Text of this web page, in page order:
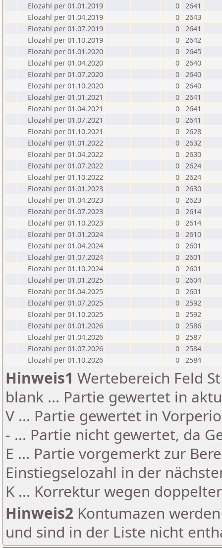
Elozahl per 01.01.2019
0 2641
Elozahl per 01.04.2019
0 2643
Elozahl per 01.07.2019
0 2641
Elozahl per 01.10.2019
0 2642
Elozahl per 01.01.2020
0 2645
Elozahl per 01.04.2020
0 2640
Elozahl per 01.07.2020
0 2640
Elozahl per 01.10.2020
0 2640
Elozahl per 01.01.2021
0 2641
Elozahl per 01.04.2021
0 2641
Elozahl per 01.07.2021
0 2641
Elozahl per 01.10.2021
0 2628
Elozahl per 01.01.2022
0 2632
Elozahl per 01.04.2022
0 2630
Elozahl per 01.07.2022
0 2624
Elozahl per 01.10.2022
0 2624
Elozahl per 01.01.2023
0 2630
Elozahl per 01.04.2023
0 2623
Elozahl per 01.07.2023
0 2614
Elozahl per 01.10.2023
0 2614
Elozahl per 01.01.2024
0 2610
Elozahl per 01.04.2024
0 2601
Elozahl per 01.07.2024
0 2601
Elozahl per 01.10.2024
0 2601
Elozahl per 01.01.2025
0 2604
Elozahl per 01.04.2025
0 2601
Elozahl per 01.07.2025
0 2592
Elozahl per 01.10.2025
0 2592
Elozahl per 01.01.2026
0 2586
Elozahl per 01.04.2026
0 2587
Elozahl per 01.07.2026
0 2584
Elozahl per 01.10.2026
0 2584
Hinweis1 Wertebereich Feld
blank ... Partie gewertet in
V ... Partie gewertet in
- ... Partie nicht gewertet, da
E ... Partie vorgemerkt zur
Einstiegselozahl in der
K ... Korrektur wegen
Hinweis2 Kontumazen
und sind in der Liste nicht